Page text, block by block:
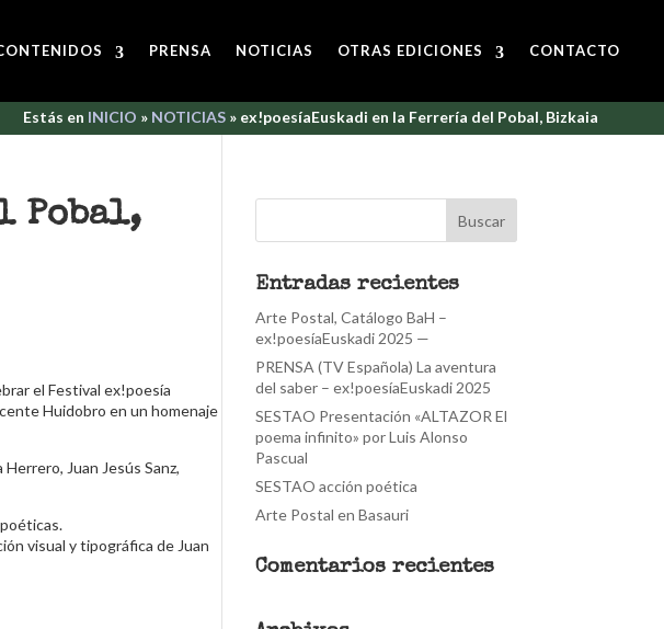
PRENSA NOTICIAS OTRAS EDICIONES CONTACTO
Estás en INICIO » NOTICIAS » ex!poesíaEuskadi en la Ferrería del Pobal, Bizkaia
Pobal,
el Festival ex!poesía
Huidobro en un homenaje
Juan Jesús Sanz,
visual y tipográfica de Juan
Entradas recientes
Arte Postal, Catálogo BaH –
ex!poesíaEuskadi 2025 —
PRENSA (TV Española) La aventura
del saber – ex!poesíaEuskadi 2025
SESTAO Presentación «ALTAZOR El
poema infinito» por Luis Alonso
Pascual
SESTAO acción poética
Arte Postal en Basauri
Comentarios recientes